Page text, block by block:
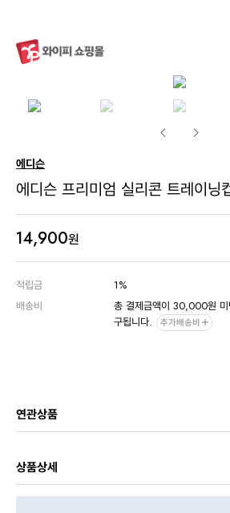
에디슨
에디슨 프리미엄 실리콘 트레이
14,900원
적립금
1%
배송비
총 결제금액이 30,000원
구됩니다.
추가배송비
연관상품
상품상세